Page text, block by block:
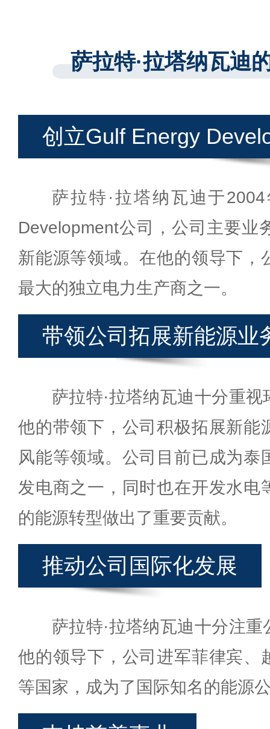
萨拉特·拉塔纳瓦迪
创立Gulf Energy
萨拉特·拉塔纳瓦迪于
Development公司，公司主要业
新能源等领域。在他的领导下，
最大的独立电力生产商之一。
带领公司拓展新能源业
萨拉特·拉塔纳瓦迪十分重
他的带领下，公司积极拓展新能
风能等领域。公司目前已成为泰
发电商之一，同时也在开发水电
的能源转型做出了重要贡献。
推动公司国际化发展
萨拉特·拉塔纳瓦迪十分注
他的领导下，公司进军菲律宾、
等国家，成为了国际知名的能源